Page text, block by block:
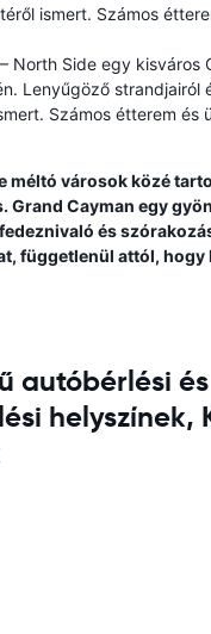
ismert. Számos
– North Side egy kisváros
Lenyűgöző strandjairól
Számos étterem és
méltó városok közé
Grand Cayman egy
és
függetlenül attól, hogy
autóbérlési és
helyszínek,